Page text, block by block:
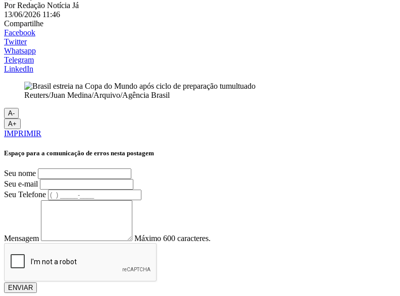
PorRedação Notícia Já
13/06/2026 11:46
Compartilhe
Facebook
Twitter
Whatsapp
Telegram
LinkedIn
Reuters/Juan Medina/Arquivo/Agência Brasil
A-
A+
IMPRIMIR
Espaço para a comunicação de erros nesta postagem
Seu nome
Seu e-mail
Seu Telefone
Mensagem Máximo 600 caracteres.
ENVIAR